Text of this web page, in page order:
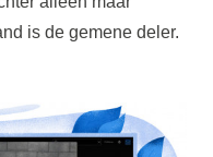
is de gemene deler.